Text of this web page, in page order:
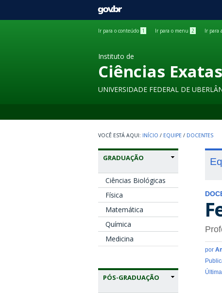
GOVBR
Ir para o conteúdo 1 Ir para o menu 2 Ir para
Instituto de
Ciências
UNIVERSIDADE FEDERAL DE
INÍCIO / EQUIPE / DOCENTES
GRADUAÇÃO
Ciências Biológicas
Física
Matemática
Química
Medicina
PÓS-GRADUAÇÃO
por